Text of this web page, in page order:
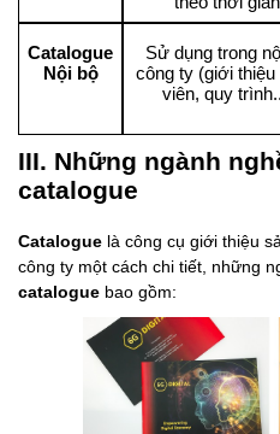
Catalogue
Nội bộ
Sử dụng trong
công ty (giới thiệu
viên, quy
III. Những ngành
catalogue
Catalogue là công cụ giới thiệu
công ty một cách chi tiết, những
catalogue bao gồm: